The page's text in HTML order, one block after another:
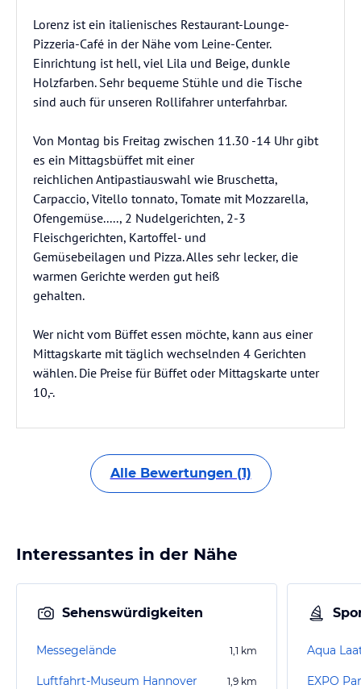
Lorenz ist ein italienisches Restaurant-Lounge-
Pizzeria-Café in der Nähe vom Leine-Center.
Einrichtung ist hell, viel Lila und Beige, dunkle
Holzfarben. Sehr bequeme Stühle und die Tische
sind auch für unseren Rollifahrer unterfahrbar.
Von Montag bis Freitag zwischen 11.30 -14 Uhr gibt
es ein Mittagsbüffet mit einer
reichlichen Antipastiauswahl wie Bruschetta,
Carpaccio, Vitello tonnato, Tomate mit Mozzarella,
Ofengemüse....., 2 Nudelgerichten, 2-3
Fleischgerichten, Kartoffel- und
Gemüsebeilagen und Pizza. Alles sehr lecker, die
warmen Gerichte werden gut heiß
gehalten.
Wer nicht vom Büffet essen möchte, kann aus einer
Mittagskarte mit täglich wechselnden 4 Gerichten
wählen. Die Preise für Büffet oder Mittagskarte unter
10,-.
Alle Bewertungen (1)
Interessantes in der Nähe
Sehenswürdigkeiten
Messegelände 1,1 km
Luftfahrt-Museum Hannover 1,9 km
Aqua
EXPO